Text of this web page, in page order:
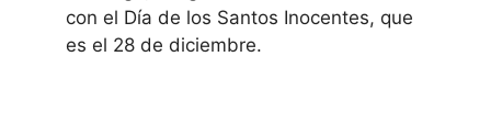
con el Día de los Santos Inocentes, que
es el 28 de diciembre.